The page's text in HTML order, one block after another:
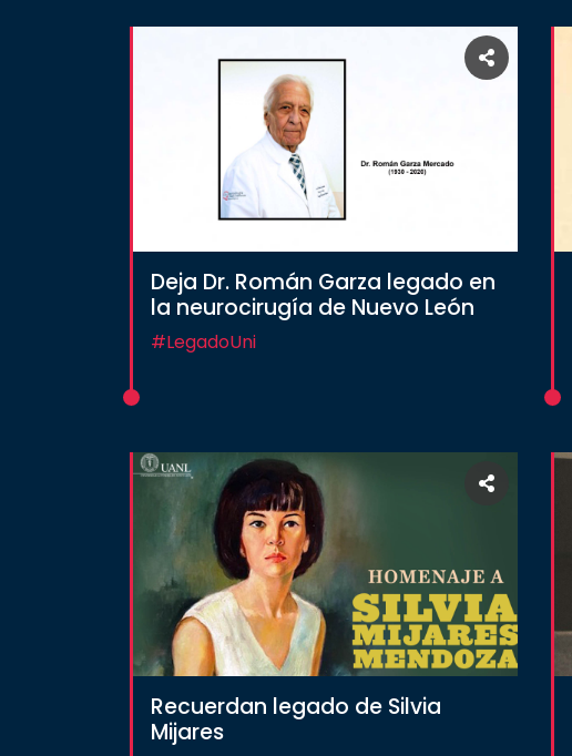
Deja Dr. Román Garza legado en
la neurocirugía de Nuevo León
#LegadoUni
Recuerdan legado de Silvia
Mijares